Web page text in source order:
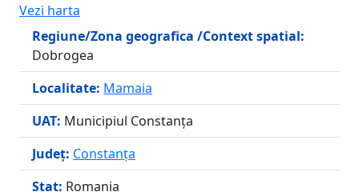
Vezi harta
Regiune/Zona geografica /Context spatial:
Dobrogea
Localitate: Mamaia
UAT: Municipiul Constanţa
Județ: Constanța
Stat: Romania